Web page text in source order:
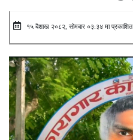
१५ ब‌ैशाख २०८२, सोमबार ०३:३४ मा प्रकाशित